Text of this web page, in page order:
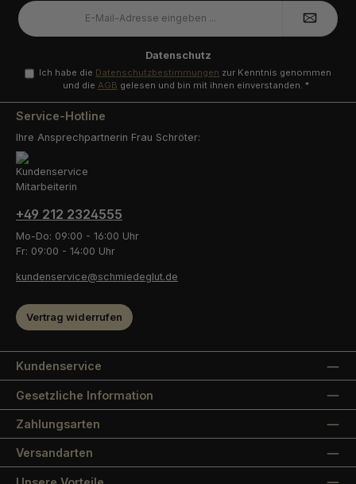
E-
Mail-
Adresse
Datenschutz
Ich habe die Datenschutzbestimmungen zur Kenntnis genommen
und die AGB gelesen und bin mit ihnen einverstanden. *
Service-Hotline
Ihre Ansprechpartnerin Frau Schröter:
+49 212 2324555
Mo-Do: 09:00 - 16:00 Uhr
Fr: 09:00 - 14:00 Uhr
kundenservice@schmiedeglut.de
Vertrag widerrufen
Kundenservice
Gesetzliche Information
Zahlungsarten
Versandarten